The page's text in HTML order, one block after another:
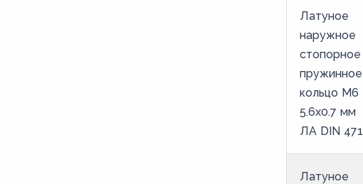
Латуное
наружное
стопорное
пружинное
кольцо M6
5.6х0.7 мм
ЛА DIN 471
Латуное